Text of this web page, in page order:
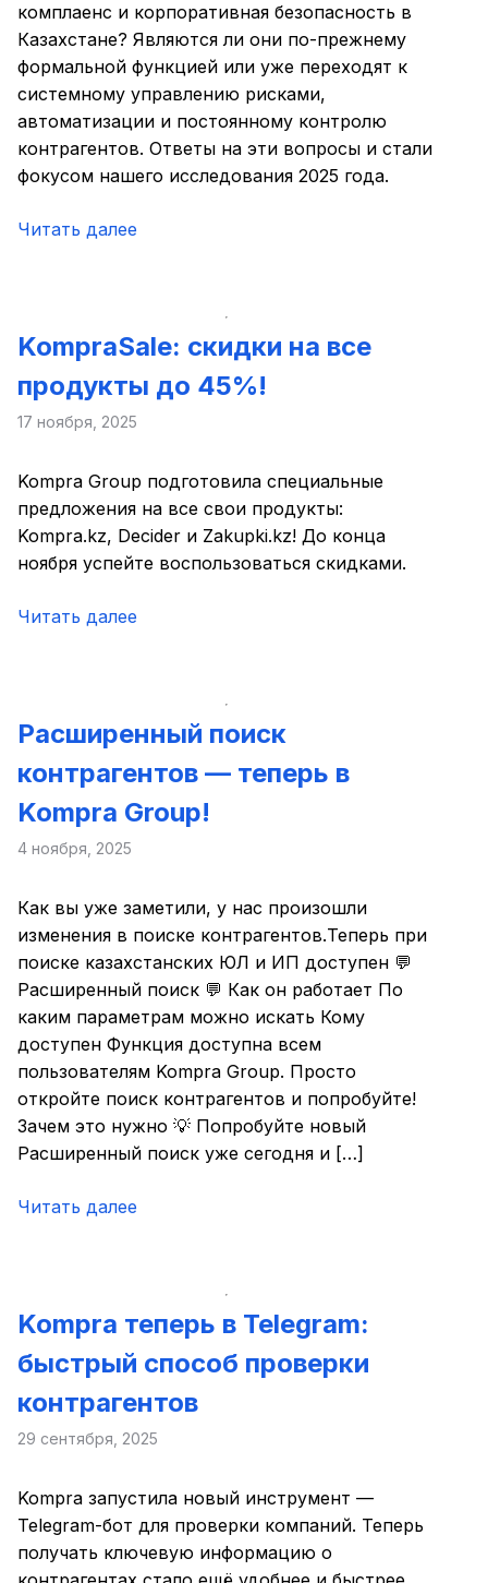
комплаенс и корпоративная безопасность в
Казахстане? Являются ли они по-прежнему
формальной функцией или уже переходят к
системному управлению рисками,
автоматизации и постоянному контролю
контрагентов. Ответы на эти вопросы и стали
фокусом нашего исследования 2025 года.
Читать далее
KompraSale: скидки на все
продукты до 45%!
17 ноября, 2025
Kompra Group подготовила специальные
предложения на все свои продукты:
Kompra.kz, Decider и Zakupki.kz! До конца
ноября успейте воспользоваться скидками.
Читать далее
Расширенный поиск
контрагентов — теперь в
Kompra Group!
4 ноября, 2025
Как вы уже заметили, у нас произошли
изменения в поиске контрагентов.Теперь при
поиске казахстанских ЮЛ и ИП доступен 💬
Расширенный поиск 💬 Как он работает По
каким параметрам можно искать Кому
доступен Функция доступна всем
пользователям Kompra Group. Просто
откройте поиск контрагентов и попробуйте!
Зачем это нужно 💡 Попробуйте новый
Расширенный поиск уже сегодня и […]
Читать далее
Kompra теперь в Telegram:
быстрый способ проверки
контрагентов
29 сентября, 2025
Kompra запустила новый инструмент —
Telegram-бот для проверки компаний. Теперь
получать ключевую информацию о